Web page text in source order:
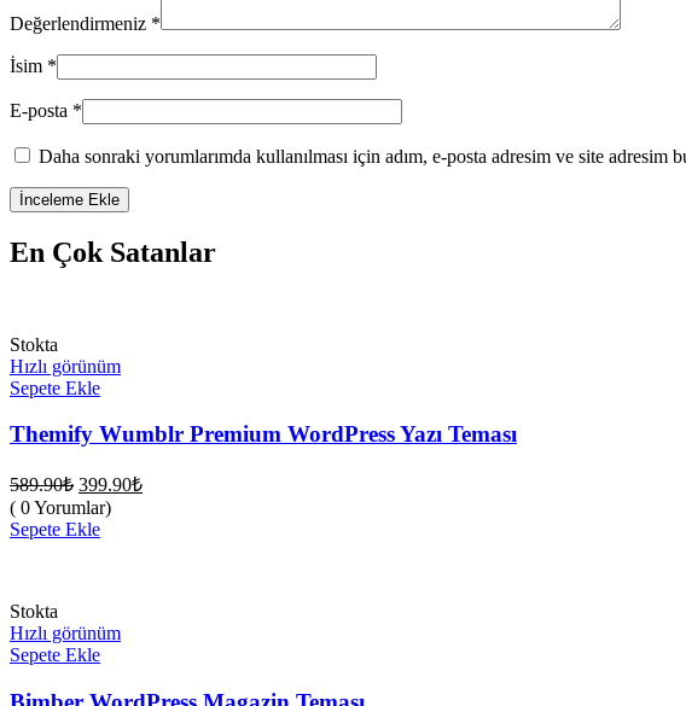
Değerlendirmeniz *
İsim *
E-posta *
Daha sonraki yorumlarımda kullanılması için adım, e-posta adresim ve site adresim
En Çok Satanlar
Stokta
Hızlı görünüm
Sepete Ekle
Themify Wumblr Premium WordPress Yazı Teması
589.90₺ Orijinal
fiyat:
589.90₺.
399.90₺Şu
( 0 Yorumlar)
Sepete Ekle
Stokta
Hızlı görünüm
Sepete Ekle